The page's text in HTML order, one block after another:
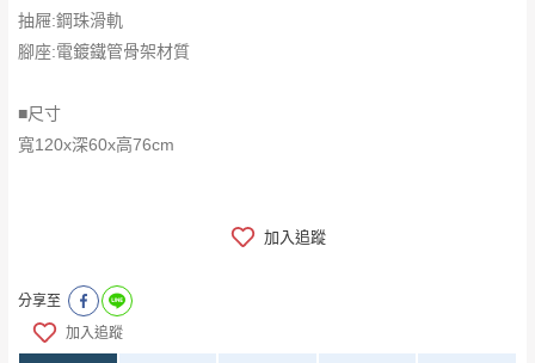
抽屜:鋼珠滑軌
腳座:電鍍鐵管骨架材質
■尺寸
寬120x深60x高76cm
加入追蹤
分享至
加入追蹤